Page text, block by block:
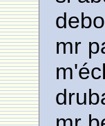
mr